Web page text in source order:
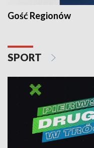
Gość Regionów
SPORT